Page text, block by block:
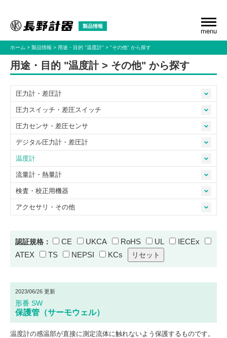
製品情報 menu
ホーム 製品情報 用途・目的 "温度計" "その他" から探す
用途・目的 "温度計 > その他" から探す
圧力計・差圧計
圧力スイッチ・差圧スイッチ
圧力センサ・差圧センサ
デジタル圧力計・差圧計
温度計
流量計・熱量計
検査・校正用機器
アクセサリ・その他
認証規格： CE UKCA RoHS UL
IECEx
ATEX
TS NEPSI KCs
2023/06/26 更新
形番 SW
保護管（サーモウェル）
温度計の感温部が直接に測定流体に触れないよう保護するものです。